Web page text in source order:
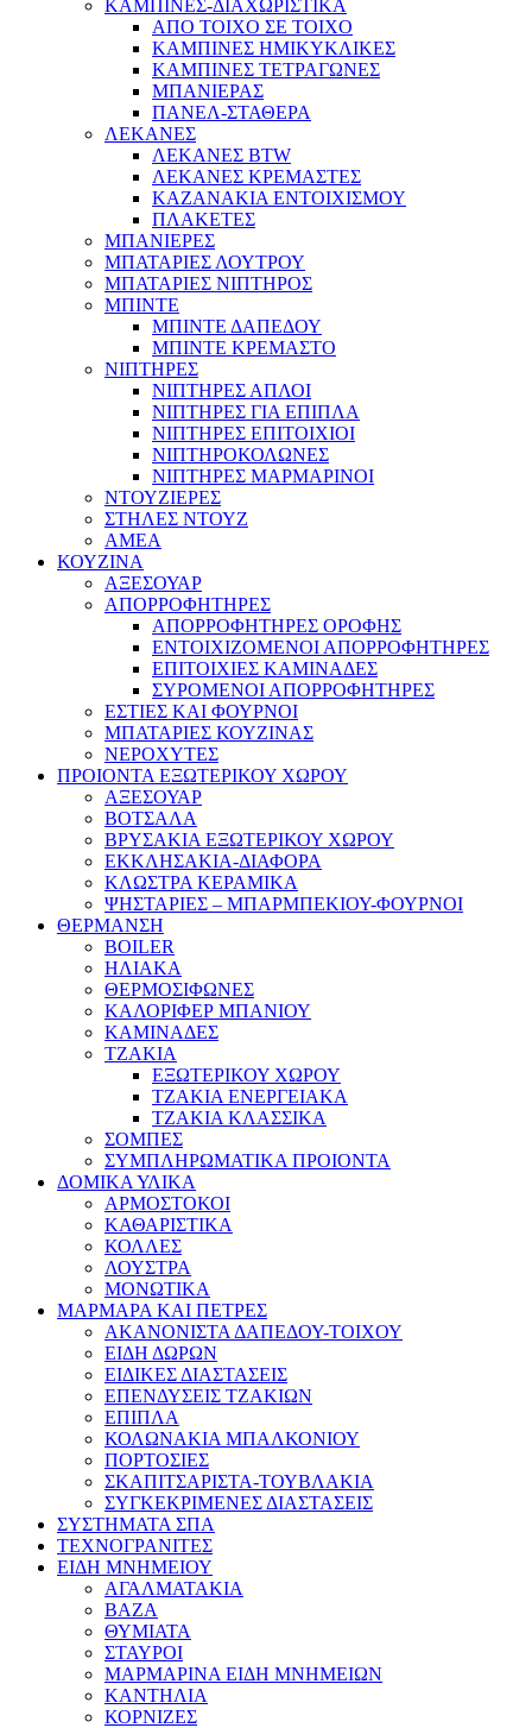
ΚΑΜΠΙΝΕΣ-ΔΙΑΧΩΡΙΣΤΙΚΑ
ΑΠΟ ΤΟΙΧΟ ΣΕ ΤΟΙΧΟ
ΚΑΜΠΙΝΕΣ ΗΜΙΚΥΚΛΙΚΕΣ
ΚΑΜΠΙΝΕΣ ΤΕΤΡΑΓΩΝΕΣ
ΜΠΑΝΙΕΡΑΣ
ΠΑΝΕΛ-ΣΤΑΘΕΡΑ
ΛΕΚΑΝΕΣ
ΛΕΚΑΝΕΣ BTW
ΛΕΚΑΝΕΣ ΚΡΕΜΑΣΤΕΣ
ΚΑΖΑΝΑΚΙΑ ΕΝΤΟΙΧΙΣΜΟΥ
ΠΛΑΚΕΤΕΣ
ΜΠΑΝΙΕΡΕΣ
ΜΠΑΤΑΡΙΕΣ ΛΟΥΤΡΟΥ
ΜΠΑΤΑΡΙΕΣ ΝΙΠΤΗΡΟΣ
ΜΠΙΝΤΕ
ΜΠΙΝΤΕ ΔΑΠΕΔΟΥ
ΜΠΙΝΤΕ ΚΡΕΜΑΣΤΟ
ΝΙΠΤΗΡΕΣ
ΝΙΠΤΗΡΕΣ ΑΠΛΟΙ
ΝΙΠΤΗΡΕΣ ΓΙΑ ΕΠΙΠΛΑ
ΝΙΠΤΗΡΕΣ ΕΠΙΤΟΙΧΙΟΙ
ΝΙΠΤΗΡΟΚΟΛΩΝΕΣ
ΝΙΠΤΗΡΕΣ ΜΑΡΜΑΡΙΝΟΙ
ΝΤΟΥΖΙΕΡΕΣ
ΣΤΗΛΕΣ ΝΤΟΥΖ
ΑΜΕΑ
ΚΟΥΖΙΝΑ
ΑΞΕΣΟΥΑΡ
ΑΠΟΡΡΟΦΗΤΗΡΕΣ
ΑΠΟΡΡΟΦΗΤΗΡΕΣ ΟΡΟΦΗΣ
ΕΝΤΟΙΧΙΖΟΜΕΝΟΙ ΑΠΟΡΡΟΦΗΤΗΡΕΣ
ΕΠΙΤΟΙΧΙΕΣ ΚΑΜΙΝΑΔΕΣ
ΣΥΡΟΜΕΝΟΙ ΑΠΟΡΡΟΦΗΤΗΡΕΣ
ΕΣΤΙΕΣ ΚΑΙ ΦΟΥΡΝΟΙ
ΜΠΑΤΑΡΙΕΣ ΚΟΥΖΙΝΑΣ
ΝΕΡΟΧΥΤΕΣ
ΠΡΟΙΟΝΤΑ ΕΞΩΤΕΡΙΚΟΥ ΧΩΡΟΥ
ΑΞΕΣΟΥΑΡ
ΒΟΤΣΑΛΑ
ΒΡΥΣΑΚΙΑ ΕΞΩΤΕΡΙΚΟΥ ΧΩΡΟΥ
ΕΚΚΛΗΣΑΚΙΑ-ΔΙΑΦΟΡΑ
ΚΛΩΣΤΡΑ ΚΕΡΑΜΙΚΑ
ΨΗΣΤΑΡΙΕΣ – ΜΠΑΡΜΠΕΚΙΟΥ-ΦΟΥΡΝΟΙ
ΘΕΡΜΑΝΣΗ
BOILER
ΗΛΙΑΚΑ
ΘΕΡΜΟΣΙΦΩΝΕΣ
ΚΑΛΟΡΙΦΕΡ ΜΠΑΝΙΟΥ
ΚΑΜΙΝΑΔΕΣ
ΤΖΑΚΙΑ
ΕΞΩΤΕΡΙΚΟΥ ΧΩΡΟΥ
ΤΖΑΚΙΑ ΕΝΕΡΓΕΙΑΚΑ
ΤΖΑΚΙΑ ΚΛΑΣΣΙΚΑ
ΣΟΜΠΕΣ
ΣΥΜΠΛΗΡΩΜΑΤΙΚΑ ΠΡΟΙΟΝΤΑ
ΔΟΜΙΚΑ ΥΛΙΚΑ
ΑΡΜΟΣΤΟΚΟΙ
ΚΑΘΑΡΙΣΤΙΚΑ
ΚΟΛΛΕΣ
ΛΟΥΣΤΡΑ
ΜΟΝΩΤΙΚΑ
ΜΑΡΜΑΡΑ ΚΑΙ ΠΕΤΡΕΣ
ΑΚΑΝΟΝΙΣΤΑ ΔΑΠΕΔΟΥ-ΤΟΙΧΟΥ
ΕΙΔΗ ΔΩΡΩΝ
ΕΙΔΙΚΕΣ ΔΙΑΣΤΑΣΕΙΣ
ΕΠΕΝΔΥΣΕΙΣ ΤΖΑΚΙΩΝ
ΕΠΙΠΛΑ
ΚΟΛΩΝΑΚΙΑ ΜΠΑΛΚΟΝΙΟΥ
ΠΟΡΤΟΣΙΕΣ
ΣΚΑΠΙΤΣΑΡΙΣΤΑ-ΤΟΥΒΛΑΚΙΑ
ΣΥΓΚΕΚΡΙΜΕΝΕΣ ΔΙΑΣΤΑΣΕΙΣ
ΣΥΣΤΗΜΑΤΑ ΣΠΑ
ΤΕΧΝΟΓΡΑΝΙΤΕΣ
ΕΙΔΗ ΜΝΗΜΕΙΟΥ
ΑΓΑΛΜΑΤΑΚΙΑ
ΒΑΖΑ
ΘΥΜΙΑΤΑ
ΣΤΑΥΡΟΙ
ΜΑΡΜΑΡΙΝΑ ΕΙΔΗ ΜΝΗΜΕΙΩΝ
ΚΑΝΤΗΛΙΑ
ΚΟΡΝΙΖΕΣ